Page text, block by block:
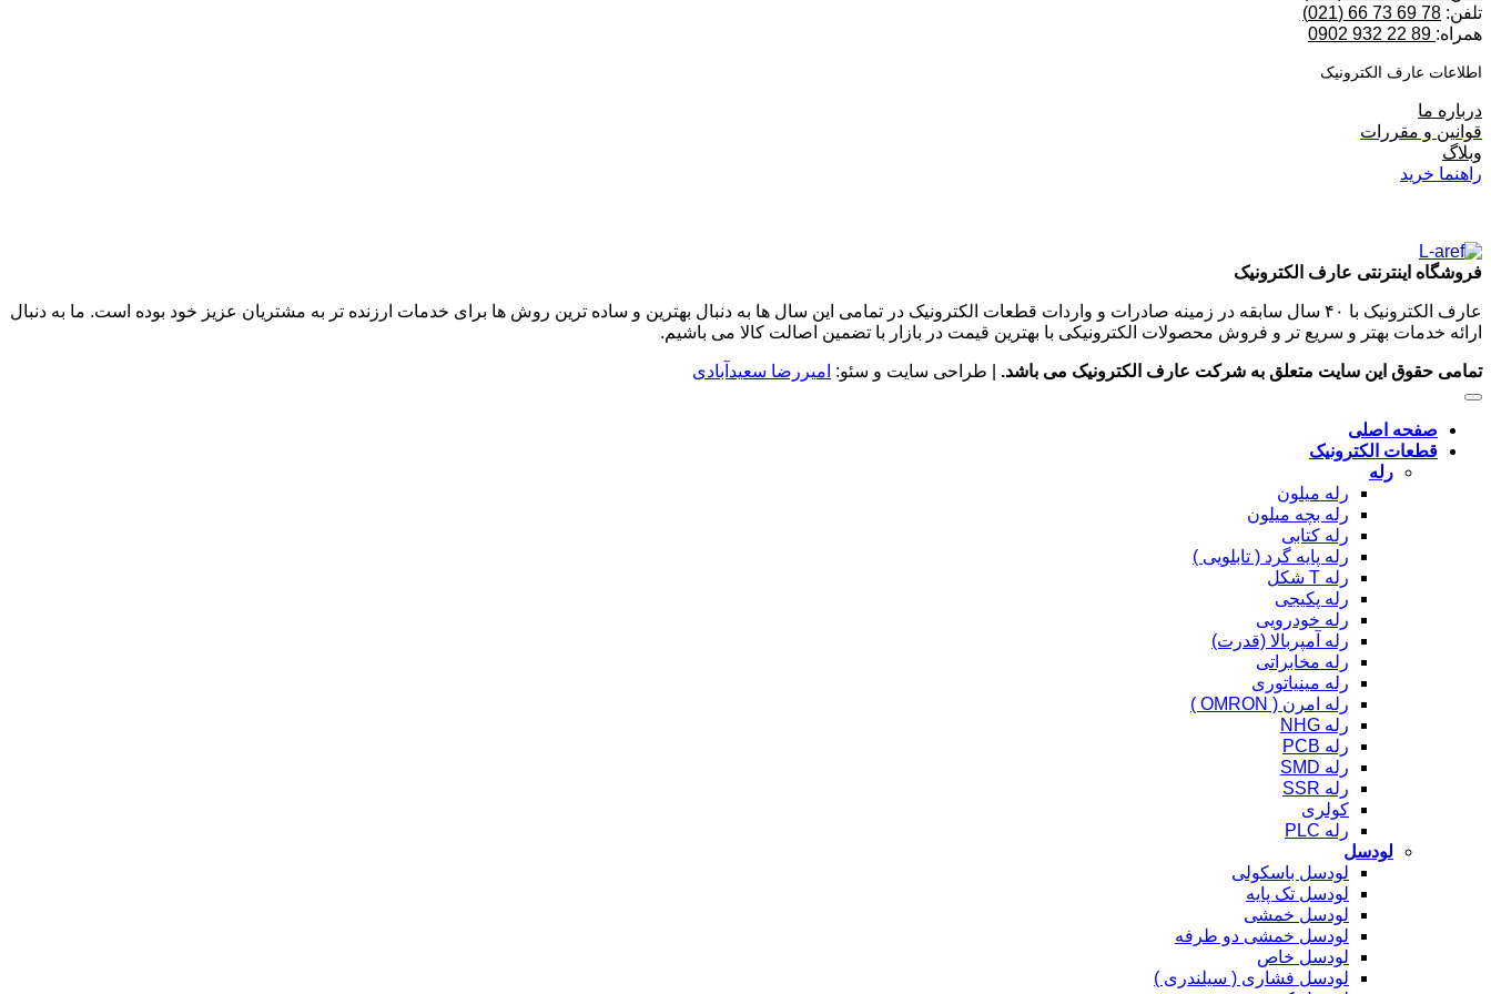
تلفن: 78 69 73 66 (021)
همراه:
اطلاعات عارف الکترونیک
درباره ما
قوانین و مقررات
وبلاگ
راهنما خرید
فروشگاه اینترنتی عارف الکترونیک
عارف الکترونیک با ۴۰ سال سابقه در زمینه صادرات و واردات قطعات الکترونیک در تمامی این سال ها به دنبال بهترین و ساده ترین روش ها برای خدمات ارزنده تر به مشتریان عزیز خود بوده است. ما به دنبال
ارائه خدمات بهتر و سریع تر و فروش محصولات الکترونیکی با بهترین قیمت در بازار با تضمین اصالت کالا می باشیم.
تمامی حقوق این سایت متعلق به شرکت عارف الکترونیک می باشد. | طراحی سایت و سئو: امیررضا سعیدآبادی
صفحه اصلی
قطعات الکترونیک
رله
رله میلون
رله بچه میلون
رله کتابی
رله پایه گرد ( تابلویی )
رله T شکل
رله پکیجی
رله خودرویی
رله آمپربالا (قدرت)
رله مخابراتی
رله مینیاتوری
رله امرن ( OMRON )
رله NHG
رله PCB
رله SMD
رله SSR
کولری
رله PLC
لودسل
لودسل باسکولی
لودسل تک پایه
لودسل خمشی
لودسل خمشی دو طرفه
لودسل خاص
لودسل فشاری ( سیلندری )